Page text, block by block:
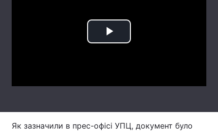
Play
Як зазначили в прес-офісі УПЦ, документ було